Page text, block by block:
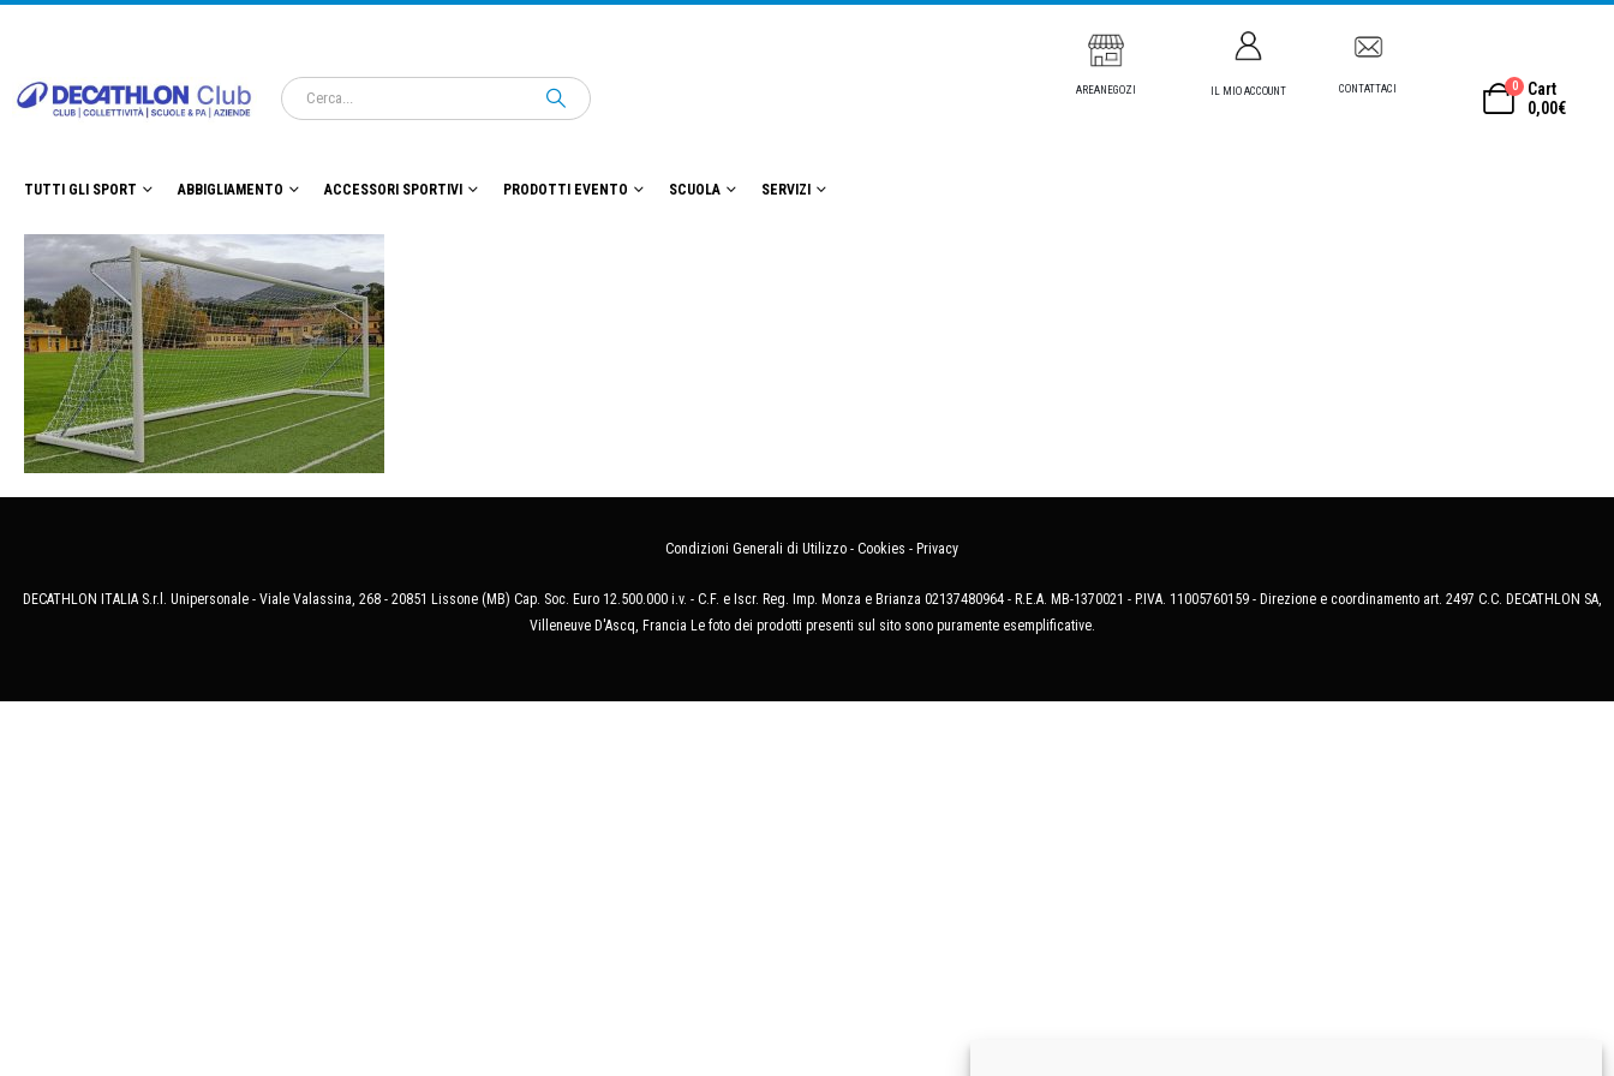
AREANEGOZI IL MIO ACCOUNT CONTATTACI 0
Cart
0,00€
TUTTI GLI SPORT ABBIGLIAMENTO ACCESSORI SPORTIVI PRODOTTI EVENTO SCUOLA SERVIZI
Condizioni Generali di Utilizzo - Cookies - Privacy
DECATHLON ITALIA S.r.l. Unipersonale - Viale Valassina, 268 - 20851 Lissone (MB) Cap. Soc. Euro 12.500.000 i.v. - C.F. e Iscr. Reg. Imp. Monza e Brianza 02137480964 - R.E.A. MB-1370021 - P.IVA. 11005760159 - Direzione e coordinamento art. 2497 C.C. DECATHLON SA,
Villeneuve D'Ascq, Francia Le foto dei prodotti presenti sul sito sono puramente esemplificative.